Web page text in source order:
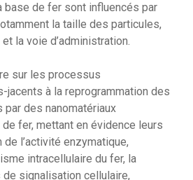
base de fer sont influencés par
la taille des particules,
la voie d’administration.
sur les processus
à la reprogrammation des
des nanomatériaux
fer, mettant en évidence leurs
l’activité enzymatique,
intracellulaire du fer, la
signalisation cellulaire,